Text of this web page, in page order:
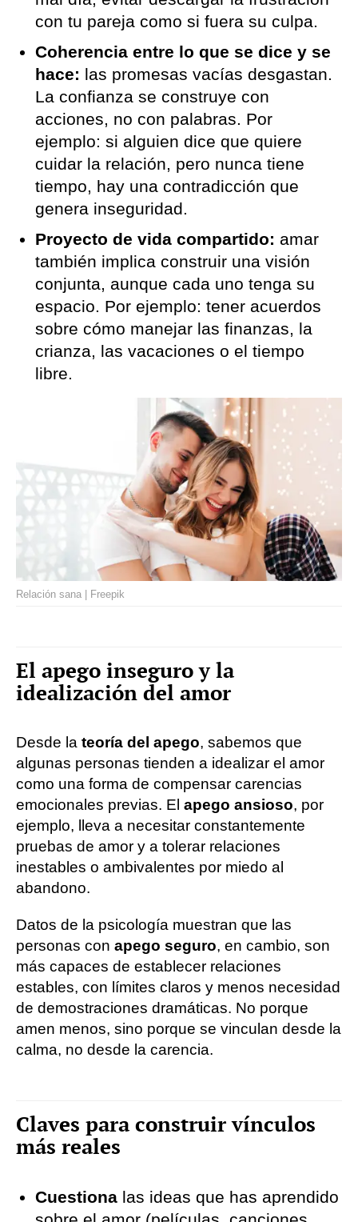
con tu pareja como si fuera su culpa.
Coherencia entre lo que se dice y se
hace: las promesas vacías desgastan.
La confianza se construye con
acciones, no con palabras. Por
ejemplo: si alguien dice que quiere
cuidar la relación, pero nunca tiene
tiempo, hay una contradicción que
genera inseguridad.
Proyecto de vida compartido: amar
también implica construir una visión
conjunta, aunque cada uno tenga su
espacio. Por ejemplo: tener acuerdos
sobre cómo manejar las finanzas, la
crianza, las vacaciones o el tiempo
libre.
Relación sana | Freepik
El apego inseguro y la
idealización del amor
Desde la teoría del apego, sabemos que
algunas personas tienden a idealizar el amor
como una forma de compensar carencias
emocionales previas. El apego ansioso, por
ejemplo, lleva a necesitar constantemente
pruebas de amor y a tolerar relaciones
inestables o ambivalentes por miedo al
abandono.
Datos de la psicología muestran que las
personas con apego seguro, en cambio, son
más capaces de establecer relaciones
estables, con límites claros y menos necesidad
de demostraciones dramáticas. No porque
amen menos, sino porque se vinculan desde la
calma, no desde la carencia.
Claves para construir vínculos
más reales
Cuestiona las ideas que has aprendido